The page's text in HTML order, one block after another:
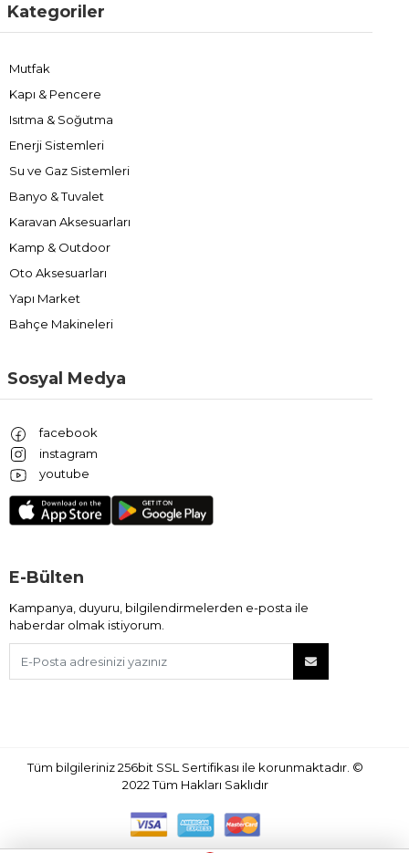
Kategoriler
Mutfak
Kapı & Pencere
Isıtma & Soğutma
Enerji Sistemleri
Su ve Gaz Sistemleri
Banyo & Tuvalet
Karavan Aksesuarları
Kamp & Outdoor
Oto Aksesuarları
Yapı Market
Bahçe Makineleri
Sosyal Medya
facebook
instagram
youtube
E-Bülten
Kampanya, duyuru, bilgilendirmelerden e-posta ile
haberdar olmak istiyorum.
Tüm bilgileriniz 256bit SSL Sertifikası ile korunmaktadır. ©
2022Tüm Hakları Saklıdır